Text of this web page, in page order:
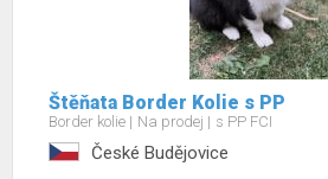
Štěňata Border Kolie s PP
Border kolie Na prodej s PP FCI
České Budějovice